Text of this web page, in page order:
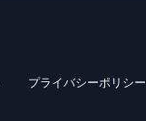
プライバシーポリシー